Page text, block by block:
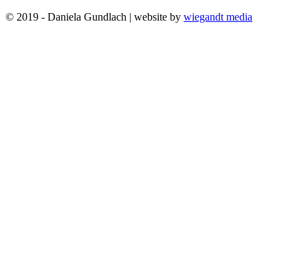
© 2019 - Daniela Gundlach | website by wiegandt media